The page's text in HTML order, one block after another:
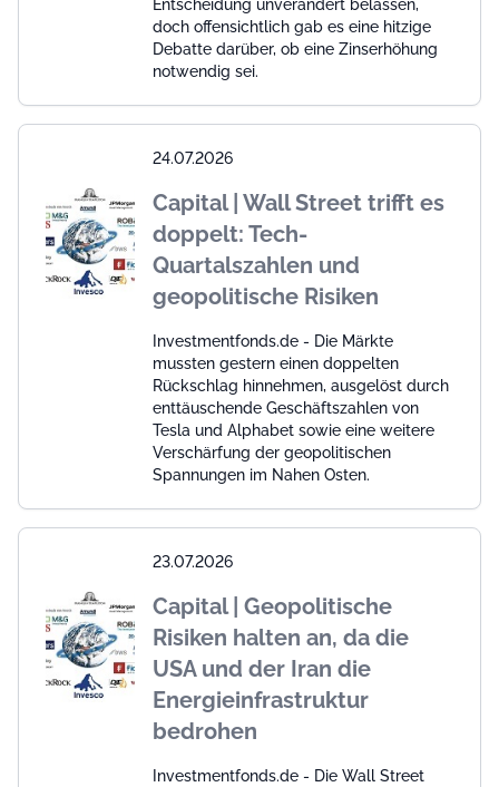
Entscheidung unverändert belassen,
doch offensichtlich gab es eine hitzige
Debatte darüber, ob eine Zinserhöhung
notwendig sei.
24.07.2026
Capital | Wall Street trifft es
doppelt: Tech-
Quartalszahlen und
geopolitische Risiken
Investmentfonds.de - Die Märkte
mussten gestern einen doppelten
Rückschlag hinnehmen, ausgelöst durch
enttäuschende Geschäftszahlen von
Tesla und Alphabet sowie eine weitere
Verschärfung der geopolitischen
Spannungen im Nahen Osten.
23.07.2026
Capital | Geopolitische
Risiken halten an, da die
USA und der Iran die
Energieinfrastruktur
bedrohen
Investmentfonds.de - Die Wall Street